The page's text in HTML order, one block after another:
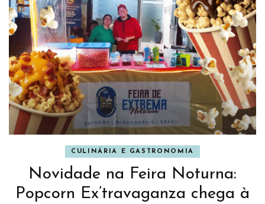
CULINÁRIA E GASTRONOMIA
Novidade na Feira Noturna:
Popcorn Ex’travaganza chega à